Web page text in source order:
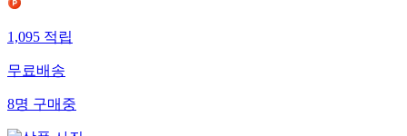
1,095 적립
무료배송
8명 구매중